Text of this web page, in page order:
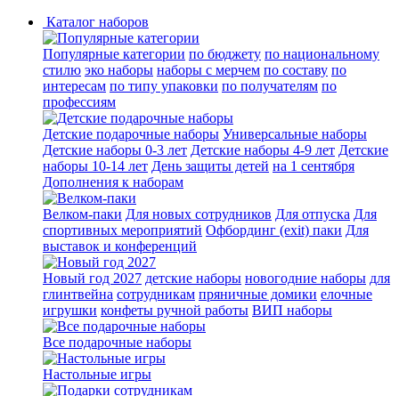
Каталог наборов
Популярные категории по бюджету по национальному
стилю эко наборы наборы с мерчем по составу по
интересам по типу упаковки по получателям по
профессиям
Детские подарочные наборы Универсальные наборы
Детские наборы 0-3 лет Детские наборы 4-9 лет Детские
наборы 10-14 лет День защиты детей на 1 сентября
Дополнения к наборам
Велком-паки Для новых сотрудников Для отпуска Для
спортивных мероприятий Офбординг (exit) паки Для
выставок и конференций
Новый год 2027 детские наборы новогодние наборы для
глинтвейна сотрудникам пряничные домики елочные
игрушки конфеты ручной работы ВИП наборы
Все подарочные наборы
Настольные игры